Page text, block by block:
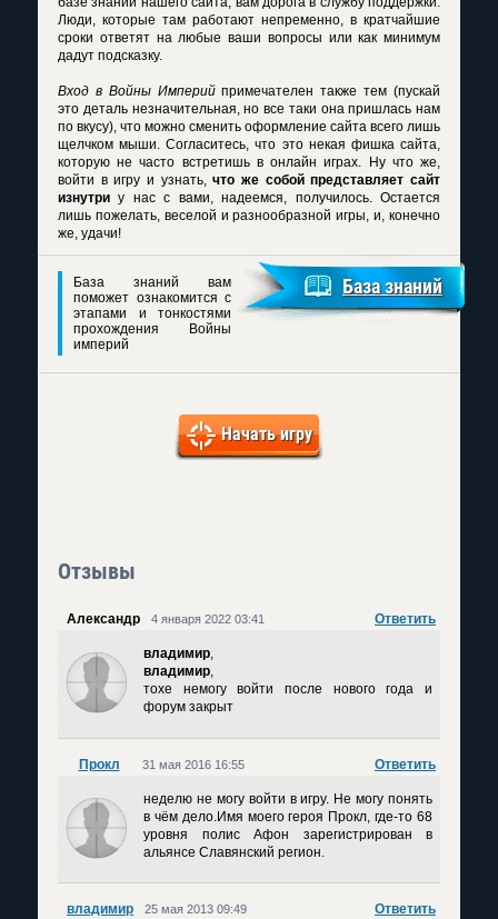
Люди, которые там работают непременно, в кратчайшие
сроки ответят на любые ваши вопросы или как минимум
дадут подсказку.
Вход в Войны Империйпримечателен также тем (пускай
это деталь незначительная, но все таки она пришлась нам
по вкусу), что можно сменить оформление сайта всего лишь
щелчком мыши. Согласитесь, что это некая фишка сайта,
которую не часто встретишь в онлайн играх. Ну что же,
войти в игру и узнать,что же собой представляет сайт
изнутри у нас с вами, надеемся, получилось. Остается
лишь пожелать, веселой и разнообразной игры, и, конечно
же, удачи!
База знаний вам
поможет ознакомится с
этапами и тонкостями
прохождения Войны
империй
База знаний
Начать игру
Отзывы
Александр Ответить
4 января 2022 03:41
владимир,
владимир,
тохе немогу войти после нового года и
форум закрыт
Прокл Ответить
31 мая 2016 16:55
неделю не могу войти в игру. Не могу понять
в чём дело.Имя моего героя Прокл, где-то 68
уровня полис Афон зарегистрирован в
альянсе Славянский регион.
владимир Ответить
25 мая 2013 09:49